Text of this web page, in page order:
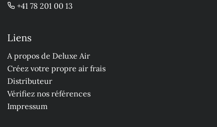
+41 78 201 00 13
Liens
A propos de Deluxe Air
Créez votre propre air frais
Distributeur
Vérifiez nos références
Impressum